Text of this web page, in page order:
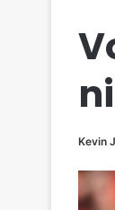
Kevin